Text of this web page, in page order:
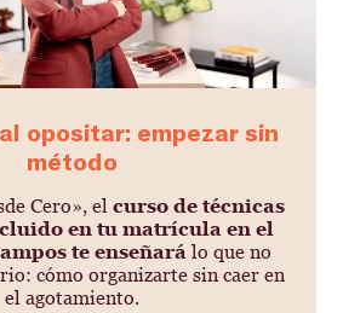
opositar: empezar sin
método
Cero», elcurso de técnicas
en tu matrícula en el
te enseñarálo que no
cómo organizarte sin caer en
el agotamiento.